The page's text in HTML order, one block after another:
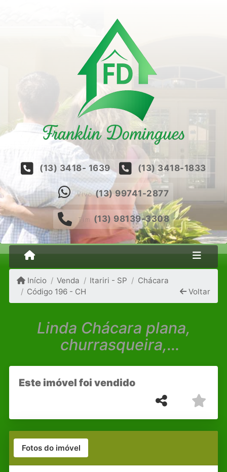
(13) 3418- 1639 (13) 3418-1833
Vivo(13) 99741-2877
Tim (13) 98139-3308
Início Venda Itariri - SP
Chácara
Código 196 - CH
Voltar
Linda Chácara plana,
churrasqueira,
cercada,pomar,avarandada
Este imóvel foi vendido
Fotos do imóvel